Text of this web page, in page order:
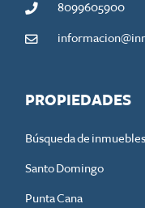
8099605900
PROPIEDADES
Búsqueda de inmuebles
Santo Domingo
Punta Cana